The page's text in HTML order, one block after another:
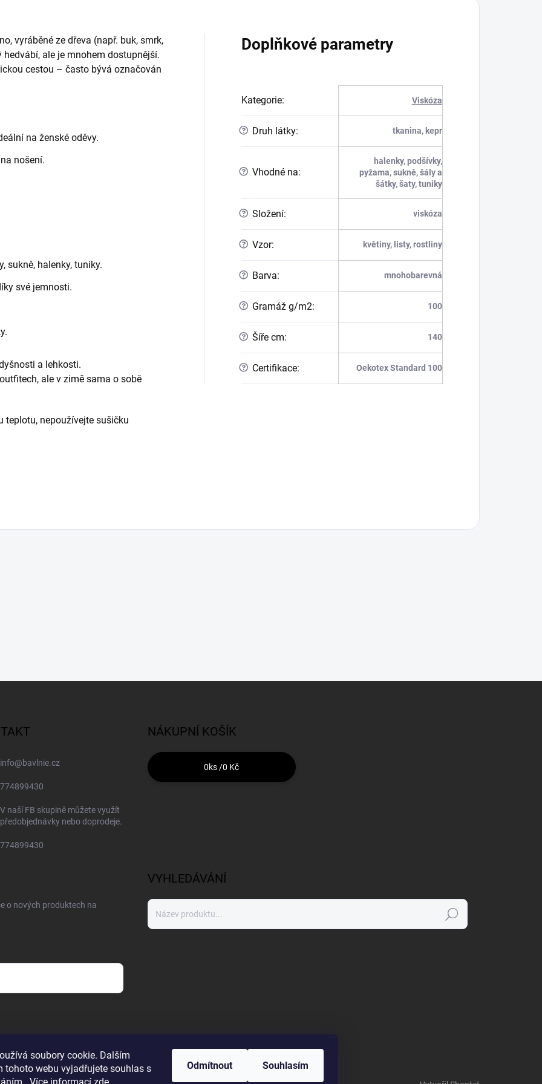
soubory cookie. Dalším
tohoto webu vyjadřujete souhlas s
Odmítnout Souhlasím
vyráběné ze dřeva (např. buk, smrk,
ale je mnohem dostupnější.
cestou – často bývá označován
na ženské oděvy.
nošení.
sukně, halenky, tuniky.
své jemnosti.
a lehkosti.
ale v zimě sama o sobě
teplotu, nepoužívejte sušičku
Doplňkové parametry
Kategorie: Viskóza
? Druh látky: tkanina, kepr
? Vhodné na:
halenky, podšívky,
pyžama, sukně, šály a
šátky, šaty, tuniky
? Složení: viskóza
? Vzor: květiny, listy, rostliny
? Barva: mnohobarevná
? Gramáž g/m2: 100
? Šíře cm: 140
? Certifikace: Oekotex Standard 100
info@bavlnie.cz
774899430
V naší FB skupině můžete využít
předobjednávky nebo doprodeje.
774899430
NÁKUPNÍ KOŠÍK
0ks /0 Kč
o nových produktech na
VYHLEDÁVÁNÍ
Hledat